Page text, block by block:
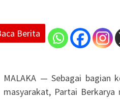
Berita
MALAKA — Sebagai bagian
masyarakat, Partai